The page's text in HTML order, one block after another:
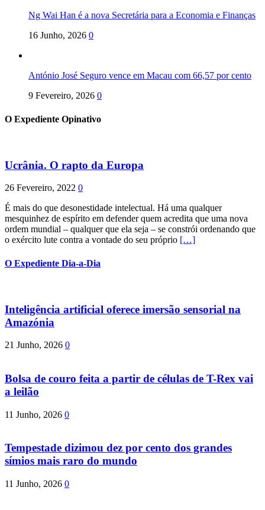
Ng Wai Han é a nova Secretária para a Economia e Finanças
16 Junho, 2026 0
António José Seguro vence em Macau com 66,57 por cento
9 Fevereiro, 2026 0
O Expediente Opinativo
Ucrânia. O rapto da Europa
26 Fevereiro, 2022 0
É mais do que desonestidade intelectual. Há uma qualquer
mesquinhez de espírito em defender quem acredita que uma nova
ordem mundial – qualquer que ela seja – se constrói ordenando que
o exército lute contra a vontade do seu próprio […]
O Expediente Dia-a-Dia
Inteligência artificial oferece imersão sensorial na
Amazónia
21 Junho, 2026 0
Bolsa de couro feita a partir de células de T-Rex vai
a leilão
11 Junho, 2026 0
Tempestade dizimou dez por cento dos grandes
símios mais raro do mundo
11 Junho, 2026 0